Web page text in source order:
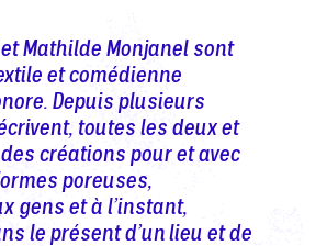
Mathilde Monjanel sont
et comédienne
Depuis plusieurs
toutes les deux et
créations pour et avec
poreuses,
gens et à l’instant,
le présent d’un lieu et de